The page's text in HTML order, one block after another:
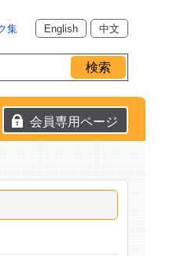
集 English 中文
会員専用ページ